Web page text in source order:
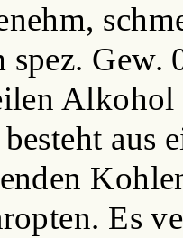
spez. Gew.
Alkohol
aus
Es